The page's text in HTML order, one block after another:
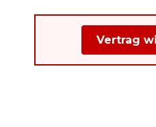
Vertrag